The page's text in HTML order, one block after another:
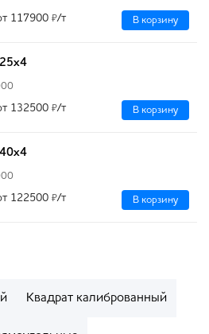
117900 ₽/т В корзину
132500 ₽/т В корзину
122500 ₽/т В корзину
Квадрат калиброванный